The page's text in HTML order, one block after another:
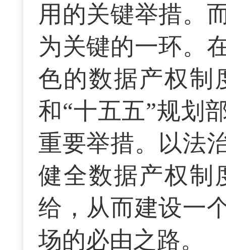
用的关键举措。
为关键的一环。
色的数据产权制
和“十五五”规划
重要举措。以法
健全数据产权制
给，从而建设一
场的必由之路。